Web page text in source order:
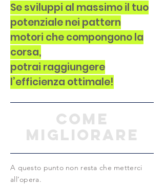
Se sviluppi al massimo il tuo
potenziale nei pattern
motori che compongono la
corsa,
potrai raggiungere
l’efficienza ottimale!
COME
MIGLIORARE
A questo punto non resta che metterci
all’opera.